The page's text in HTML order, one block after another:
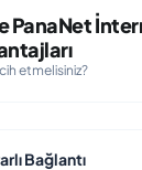
PanaNet
etmelisiniz?
Bağlantı